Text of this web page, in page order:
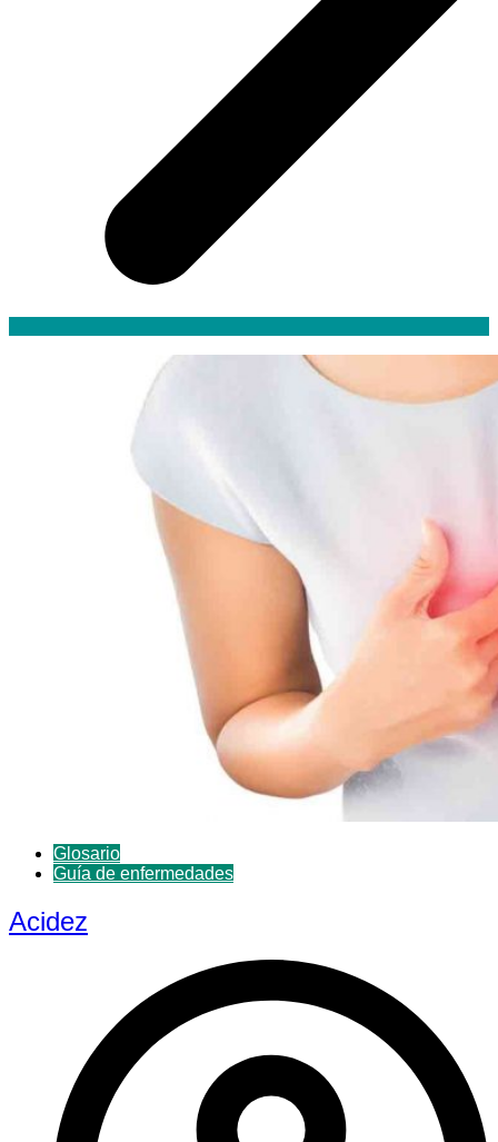
Glosario
Guía de enfermedades
Acidez